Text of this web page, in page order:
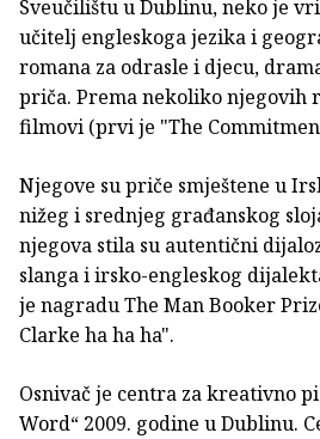
Sveučilištu u Dublinu, neko je
učitelj engleskoga jezika i
romana za odrasle i djecu,
priča. Prema nekoliko njegovih
filmovi (prvi je "The
Njegove su priče smještene u
nižeg i srednjeg građanskog
njegova stila su autentični
slanga i irsko-engleskog
je nagradu The Man Booker
Clarke ha ha ha".
Osnivač je centra za kreativno
Word“ 2009. godine u Dublinu.